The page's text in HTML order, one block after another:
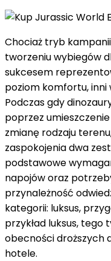
Chociaż tryb
tworzeniu wybiegów
sukcesem
poziom komfortu, inni
Podczas gdy
poprzez
zmianę rodzaju
zaspokojenia dwa
podstawowe
napojów oraz
przynależność
kategorii: luksus,
przykład luksus, tego
obecności droższych
hotele.